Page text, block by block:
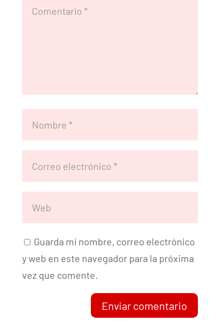
Guarda mi nombre, correo electrónico
y web en este navegador para la próxima
vez que comente.
Enviar comentario